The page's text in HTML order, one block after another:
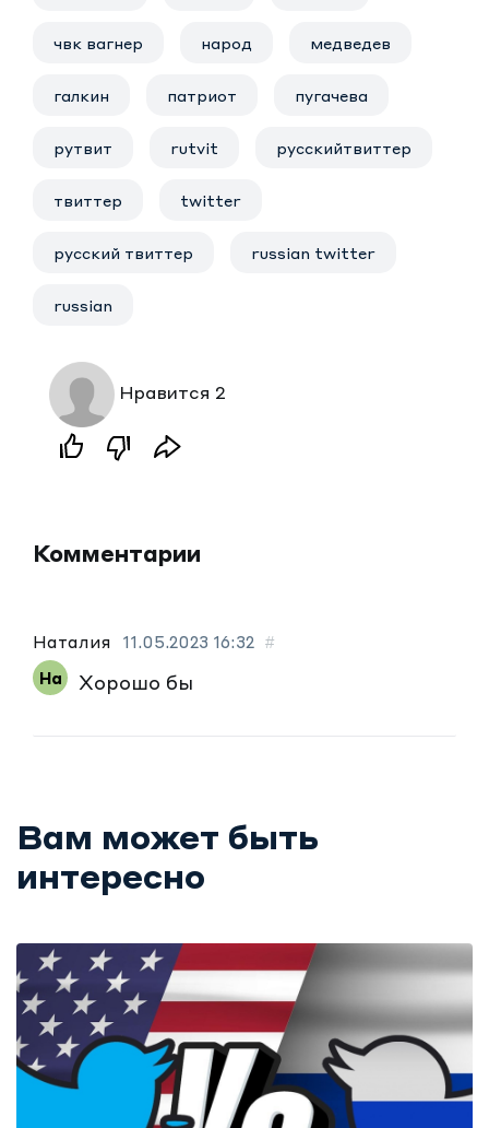
чвк вагнер народ медведев
галкин патриот пугачева
рутвит rutvit русскийтвиттер
твиттер twitter
русский твиттер russian twitter
russian
Нравится 2
Комментарии
Наталия 11.05.2023 16:32 #
Хорошо бы
Вам может быть
интересно